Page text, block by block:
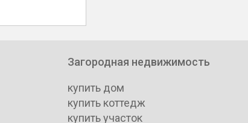
Загородная недвижимость
купить дом
купить коттедж
купить участок